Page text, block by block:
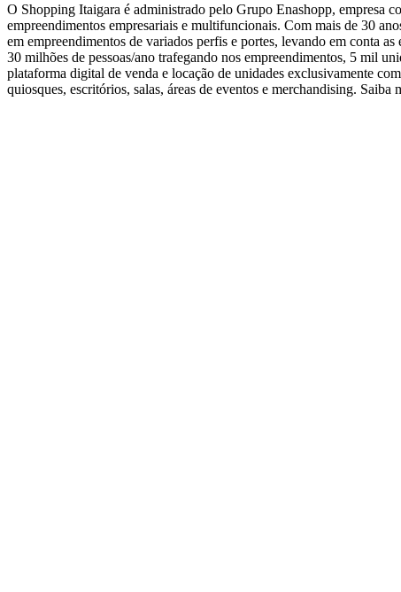
O Shopping Itaigara é administrado pelo Grupo Enashopp, empresa
empreendimentos empresariais e multifuncionais. Com mais de 30
em empreendimentos de variados perfis e portes, levando em conta
30 milhões de pessoas/ano trafegando nos empreendimentos, 5 mil
plataforma digital de venda e locação de unidades exclusivamente
quiosques, escritórios, salas, áreas de eventos e merchandising.